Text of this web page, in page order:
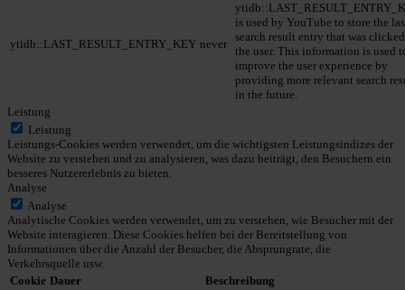
ytidb::LAST_RESULT_ENTRY_KEY never
is used by YouTube to store the
search result entry that was
the user. This information is used
improve the user experience by
providing more relevant search
in the future.
Leistung
Leistung
Leistungs-Cookies werden verwendet, um die wichtigsten Leistungsindizes der
Website zu verstehen und zu analysieren, was dazu beiträgt, den Besuchern ein
besseres Nutzererlebnis zu bieten.
Analyse
Analyse
Analytische Cookies werden verwendet, um zu verstehen, wie Besucher mit der
Website interagieren. Diese Cookies helfen bei der Bereitstellung von
Informationen über die Anzahl der Besucher, die Absprungrate, die
Verkehrsquelle usw.
Cookie Dauer Beschreibung